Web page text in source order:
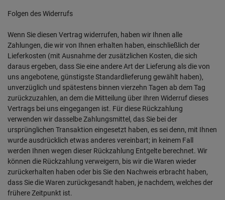
Folgen des Widerrufs
Wenn Sie diesen Vertrag widerrufen, haben wir Ihnen alle
Zahlungen, die wir von Ihnen erhalten haben, einschließlich der
Lieferkosten (mit Ausnahme der zusätzlichen Kosten, die sich
daraus ergeben, dass Sie eine andere Art der Lieferung als die von
uns angebotene, günstigste Standardlieferung gewählt haben),
unverzüglich und spätestens binnen vierzehn Tagen ab dem Tag
zurückzuzahlen, an dem die Mitteilung über Ihren Widerruf dieses
Vertrags bei uns eingegangen ist. Für diese Rückzahlung
verwenden wir dasselbe Zahlungsmittel, das Sie bei der
ursprünglichen Transaktion eingesetzt haben, es sei denn, mit Ihnen
wurde ausdrücklich etwas anderes vereinbart; in keinem Fall
werden Ihnen wegen dieser Rückzahlung Entgelte berechnet. Wir
können die Rückzahlung verweigern, bis wir die Waren wieder
zurückerhalten haben oder bis Sie den Nachweis erbracht haben,
dass Sie die Waren zurückgesandt haben, je nachdem, welches der
frühere Zeitpunkt ist.